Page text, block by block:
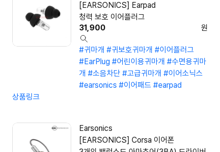
[EARSONICS] Earpad
청력 보호 이어플러그
31,900
원
#귀마개 #귀보호귀마개 #이어플러그
#EarPlug #어린이용귀마개 #수면용귀마
개 #소음차단 #고급귀마개 #이어소닉스
#earsonics #이어패드 #earpad
상품링크
Earsonics
[EARSONICS] Corsa 이어폰